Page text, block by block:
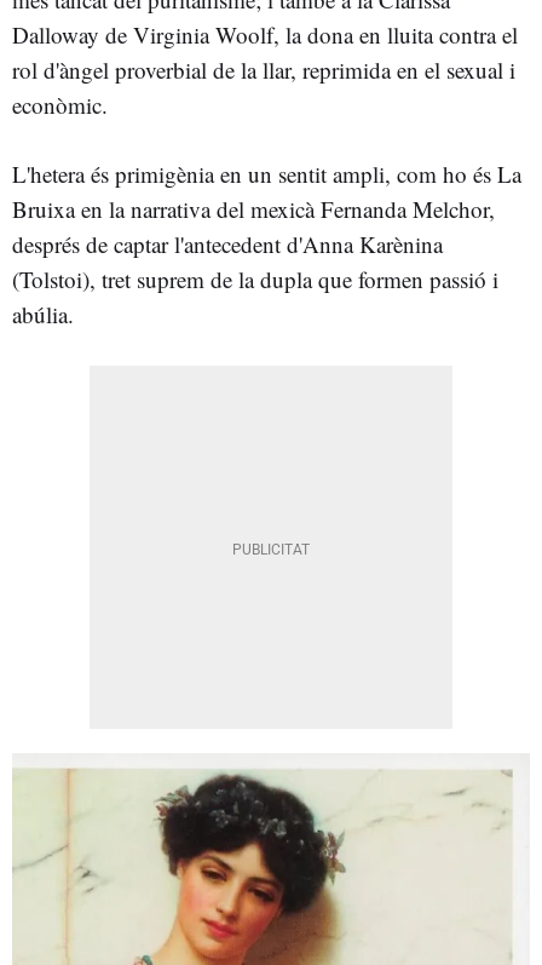
Dalloway de Virginia Woolf, la dona en lluita contra el
rol d'àngel proverbial de la llar, reprimida en el sexual i
econòmic.
L'hetera és primigènia en un sentit ampli, com ho és La
Bruixa en la narrativa del mexicà Fernanda Melchor,
després de captar l'antecedent d'Anna Karènina
(Tolstoi), tret suprem de la dupla que formen passió i
abúlia.